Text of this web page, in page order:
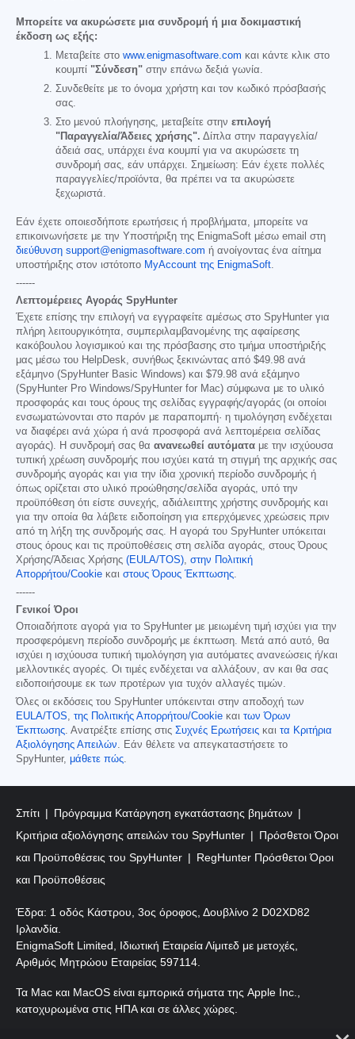
Μπορείτε να ακυρώσετε μια συνδρομή ή μια δοκιμαστική
έκδοση ως εξής:
Μεταβείτε στο www.enigmasoftware.com και κάντε κλικ στο
κουμπί "Σύνδεση" στην επάνω δεξιά γωνία.
Συνδεθείτε με το όνομα χρήστη και τον κωδικό πρόσβασής
σας.
Στο μενού πλοήγησης, μεταβείτε στην επιλογή
"Παραγγελία/Άδειες χρήσης". Δίπλα στην παραγγελία/
άδειά σας, υπάρχει ένα κουμπί για να ακυρώσετε τη
συνδρομή σας, εάν υπάρχει. Σημείωση: Εάν έχετε πολλές
παραγγελίες/προϊόντα, θα πρέπει να τα ακυρώσετε
ξεχωριστά.
Εάν έχετε οποιεσδήποτε ερωτήσεις ή προβλήματα, μπορείτε να
επικοινωνήσετε με την Υποστήριξη της EnigmaSoft μέσω email στη
διεύθυνση support@enigmasoftware.com ή ανοίγοντας ένα αίτημα
υποστήριξης στον ιστότοπο MyAccount της EnigmaSoft.
------
Λεπτομέρειες Αγοράς SpyHunter
Έχετε επίσης την επιλογή να εγγραφείτε αμέσως στο SpyHunter για
πλήρη λειτουργικότητα, συμπεριλαμβανομένης της αφαίρεσης
κακόβουλου λογισμικού και της πρόσβασης στο τμήμα υποστήριξής
μας μέσω του HelpDesk, συνήθως ξεκινώντας από $49.98 ανά
εξάμηνο (SpyHunter Basic Windows) και $79.98 ανά εξάμηνο
(SpyHunter Pro Windows/SpyHunter for Mac) σύμφωνα με το υλικό
προσφοράς και τους όρους της σελίδας εγγραφής/αγοράς (οι οποίοι
ενσωματώνονται στο παρόν με παραπομπή· η τιμολόγηση ενδέχεται
να διαφέρει ανά χώρα ή ανά προσφορά ανά λεπτομέρεια σελίδας
αγοράς). Η συνδρομή σας θα ανανεωθεί αυτόματα με την ισχύουσα
τυπική χρέωση συνδρομής που ισχύει κατά τη στιγμή της αρχικής σας
συνδρομής αγοράς και για την ίδια χρονική περίοδο συνδρομής ή
όπως ορίζεται στο υλικό προώθησης/σελίδα αγοράς, υπό την
προϋπόθεση ότι είστε συνεχής, αδιάλειπτης χρήστης συνδρομής και
για την οποία θα λάβετε ειδοποίηση για επερχόμενες χρεώσεις πριν
από τη λήξη της συνδρομής σας. Η αγορά του SpyHunter υπόκειται
στους όρους και τις προϋποθέσεις στη σελίδα αγοράς, στους Όρους
Χρήσης/Άδειας Χρήσης (EULA/TOS), στην Πολιτική
Απορρήτου/Cookie και στους Όρους Έκπτωσης.
------
Γενικοί Όροι
Οποιαδήποτε αγορά για το SpyHunter με μειωμένη τιμή ισχύει για την
προσφερόμενη περίοδο συνδρομής με έκπτωση. Μετά από αυτό, θα
ισχύει η ισχύουσα τυπική τιμολόγηση για αυτόματες ανανεώσεις ή/και
μελλοντικές αγορές. Οι τιμές ενδέχεται να αλλάξουν, αν και θα σας
ειδοποιήσουμε εκ των προτέρων για τυχόν αλλαγές τιμών.
Όλες οι εκδόσεις του SpyHunter υπόκεινται στην αποδοχή των
EULA/TOS, της Πολιτικής Απορρήτου/Cookie και των Όρων
Έκπτωσης. Ανατρέξτε επίσης στις Συχνές Ερωτήσεις και τα Κριτήρια
Αξιολόγησης Απειλών. Εάν θέλετε να απεγκαταστήσετε το
SpyHunter, μάθετε πώς.
Σπίτι
Πρόγραμμα Κατάργηση εγκατάστασης βημάτων
Κριτήρια αξιολόγησης απειλών του SpyHunter
Πρόσθετοι Όροι
και Προϋποθέσεις του SpyHunter
RegHunter Πρόσθετοι Όροι
και Προϋποθέσεις
Έδρα: 1 οδός Κάστρου, 3ος όροφος, Δουβλίνο 2 D02XD82
Ιρλανδία.
EnigmaSoft Limited, Ιδιωτική Εταιρεία Λίμιτεδ με μετοχές,
Αριθμός Μητρώου Εταιρείας 597114.
Τα Mac και MacOS είναι εμπορικά σήματα της Apple Inc.,
κατοχυρωμένα στις ΗΠΑ και σε άλλες χώρες.